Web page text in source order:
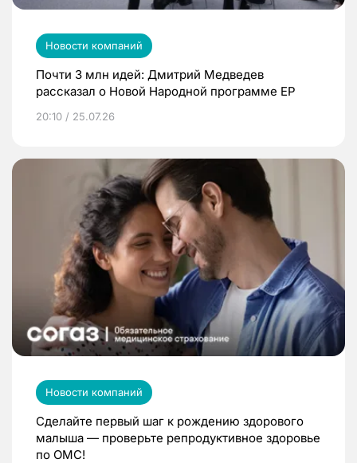
Новости компаний
Почти 3 млн идей: Дмитрий Медведев
рассказал о Новой Народной программе ЕР
20:10 / 25.07.26
Новости компаний
Сделайте первый шаг к рождению здорового
малыша — проверьте репродуктивное здоровье
по ОМС!